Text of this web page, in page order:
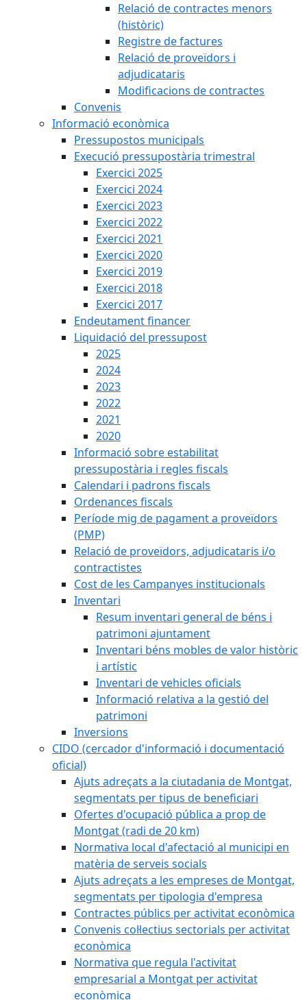
Relació de contractes menors
(històric)
Registre de factures
Relació de proveïdors i
adjudicataris
Modificacions de contractes
Convenis
Informació econòmica
Pressupostos municipals
Execució pressupostària trimestral
Exercici 2025
Exercici 2024
Exercici 2023
Exercici 2022
Exercici 2021
Exercici 2020
Exercici 2019
Exercici 2018
Exercici 2017
Endeutament financer
Liquidació del pressupost
2025
2024
2023
2022
2021
2020
Informació sobre estabilitat
pressupostària i regles fiscals
Calendari i padrons fiscals
Ordenances fiscals
Període mig de pagament a proveïdors
(PMP)
Relació de proveïdors, adjudicataris i/o
contractistes
Cost de les Campanyes institucionals
Inventari
Resum inventari general de béns i
patrimoni ajuntament
Inventari béns mobles de valor històric
i artístic
Inventari de vehicles oficials
Informació relativa a la gestió del
patrimoni
Inversions
CIDO (cercador d'informació i documentació
oficial)
Ajuts adreçats a la ciutadania de Montgat,
segmentats per tipus de beneficiari
Ofertes d'ocupació pública a prop de
Montgat (radi de 20 km)
Normativa local d'afectació al municipi en
matèria de serveis socials
Ajuts adreçats a les empreses de Montgat,
segmentats per tipologia d'empresa
Contractes públics per activitat econòmica
Convenis col·lectius sectorials per activitat
econòmica
Normativa que regula l'activitat
empresarial a Montgat per activitat
econòmica